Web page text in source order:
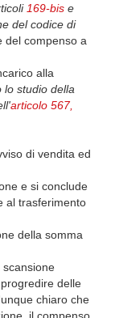
169-bis e
del codice di
del compenso a
alla
lo studio della
articolo 567,
di vendita ed
e si conclude
al trasferimento
della somma
delle
chiaro che